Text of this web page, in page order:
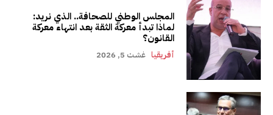
المجلس الوطني للصحافة.. الذي نريد:
لماذا تبدأ معركة الثقة بعد انتهاء معركة
القانون؟
أفريقيا غشت 5, 2026